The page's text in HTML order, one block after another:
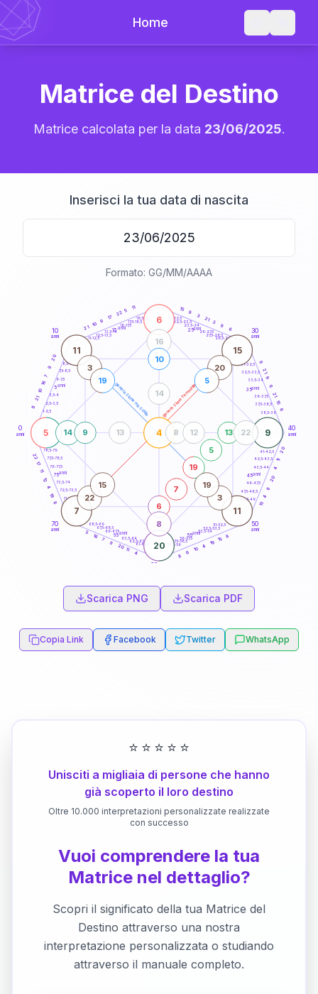
Home
Matrice del Destino
Matrice calcolata per la data 23/06/2025.
Inserisci la tua data di nascita
Formato: GG/MM/AAAA
generazione maschile generazione femminile
0
anni
10
anni
30
anni
40
anni
50
anni
60
70
anni
1-2,5
2,5-3,5
3,5-4
6-7,5
7,5-8,5
8,5-9
11-12,5
12,5-13,5
13,5-14
16-17,5
17,5-18,5
18,5-19
21-22,5
22,5-23,5
23,5-24
26-27,5
27,5-28,5
28,5-29
31-32,5
32,5-33,5
33,5-34
36-37,5
37,5-38,5
38,5-39
41-42,5
42,5-43,5
43,5-44
46-47,5
47,5-48,5
48,5-49
51-52,5
52,5-53,5
53,5-54
56-57,5
57,5-58,5
58,5-59
61-62,5
62,5-63,5
63,5-64
66-67,5
67,5-68,5
68,5-69
71-72,5
72,5-73,5
73,5-74
76-77,5
77,5-78,5
78,5-79
8
21
10
16
7
9
20
21
10
9
17
22 5
11 15
9
3
21 3
9
6
9
21
9
6
21
15
6
20
11
4
20
6
4
15
8
15
19
4
10
6
8
4
11
20
9
7
16
5
8
19
4
12
11
17
22
5
6
9
20
4
11 15
7 11
6
7
19
5
13
14
16
22
8
9
10
8 12
13
14
3
19
20
5
22
15
3
19
5anni
15 anni 25anni
35anni
45anni
55anni
65anni
75anni
Scarica PNG Scarica PDF
Copia Link Facebook Twitter WhatsApp
⭐ ⭐ ⭐ ⭐ ⭐
Unisciti a migliaia di persone che hanno
già scoperto il loro destino
Oltre 10.000 interpretazioni personalizzate realizzate
con successo
Vuoi comprendere la tua
Matrice nel dettaglio?
Scopri il significato della tua Matrice del
Destino attraverso una nostra
interpretazione personalizzata o studiando
attraverso il manuale completo.